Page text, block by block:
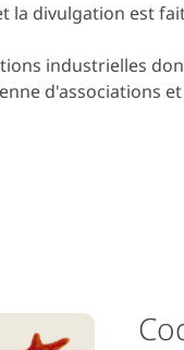
la divulgation est
industrielles
d'associations